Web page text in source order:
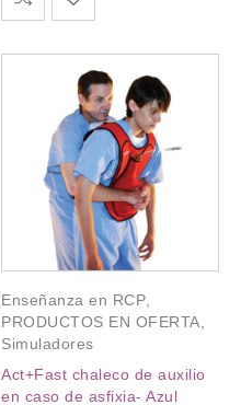
Enseñanza en RCP
PRODUCTOS EN OFERTA
Simuladores
Act+Fast chaleco de auxilio
en caso de asfixia- Azul